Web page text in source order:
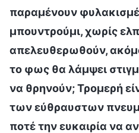
παραμένουν
μπουντρούμι, χωρίς
απελευθερωθούν,
το φως θα λάμψει
να θρηνούν; Τρομερή
των εύθραυστων
ποτέ την ευκαιρία να